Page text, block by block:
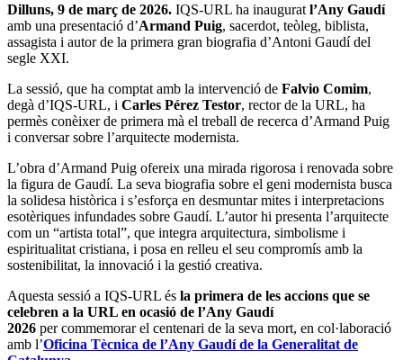
Dilluns, 9 de març de 2026. IQS-URL ha inaugurat l’Any Gaudí
amb una presentació d’Armand Puig, sacerdot, teòleg, biblista,
assagista i autor de la primera gran biografia d’Antoni Gaudí del
segle XXI.
La sessió, que ha comptat amb la intervenció de Falvio Comim,
degà d’IQS-URL, i Carles Pérez Testor, rector de la URL, ha
permès conèixer de primera mà el treball de recerca d’Armand Puig
i conversar sobre l’arquitecte modernista.
L’obra d’Armand Puig ofereix una mirada rigorosa i renovada sobre
la figura de Gaudí. La seva biografia sobre el geni modernista busca
la solidesa històrica i s’esforça en desmuntar mites i interpretacions
esotèriques infundades sobre Gaudí. L’autor hi presenta l’arquitecte
com un “artista total”, que integra arquitectura, simbolisme i
espiritualitat cristiana, i posa en relleu el seu compromís amb la
sostenibilitat, la innovació i la gestió creativa.
Aquesta sessió a IQS-URL és la primera de les accions que se
celebren a la URL en ocasió de l’Any Gaudí
2026 per commemorar el centenari de la seva mort, en col·laboració
amb l’Oficina Tècnica de l’Any Gaudí de la Generalitat de